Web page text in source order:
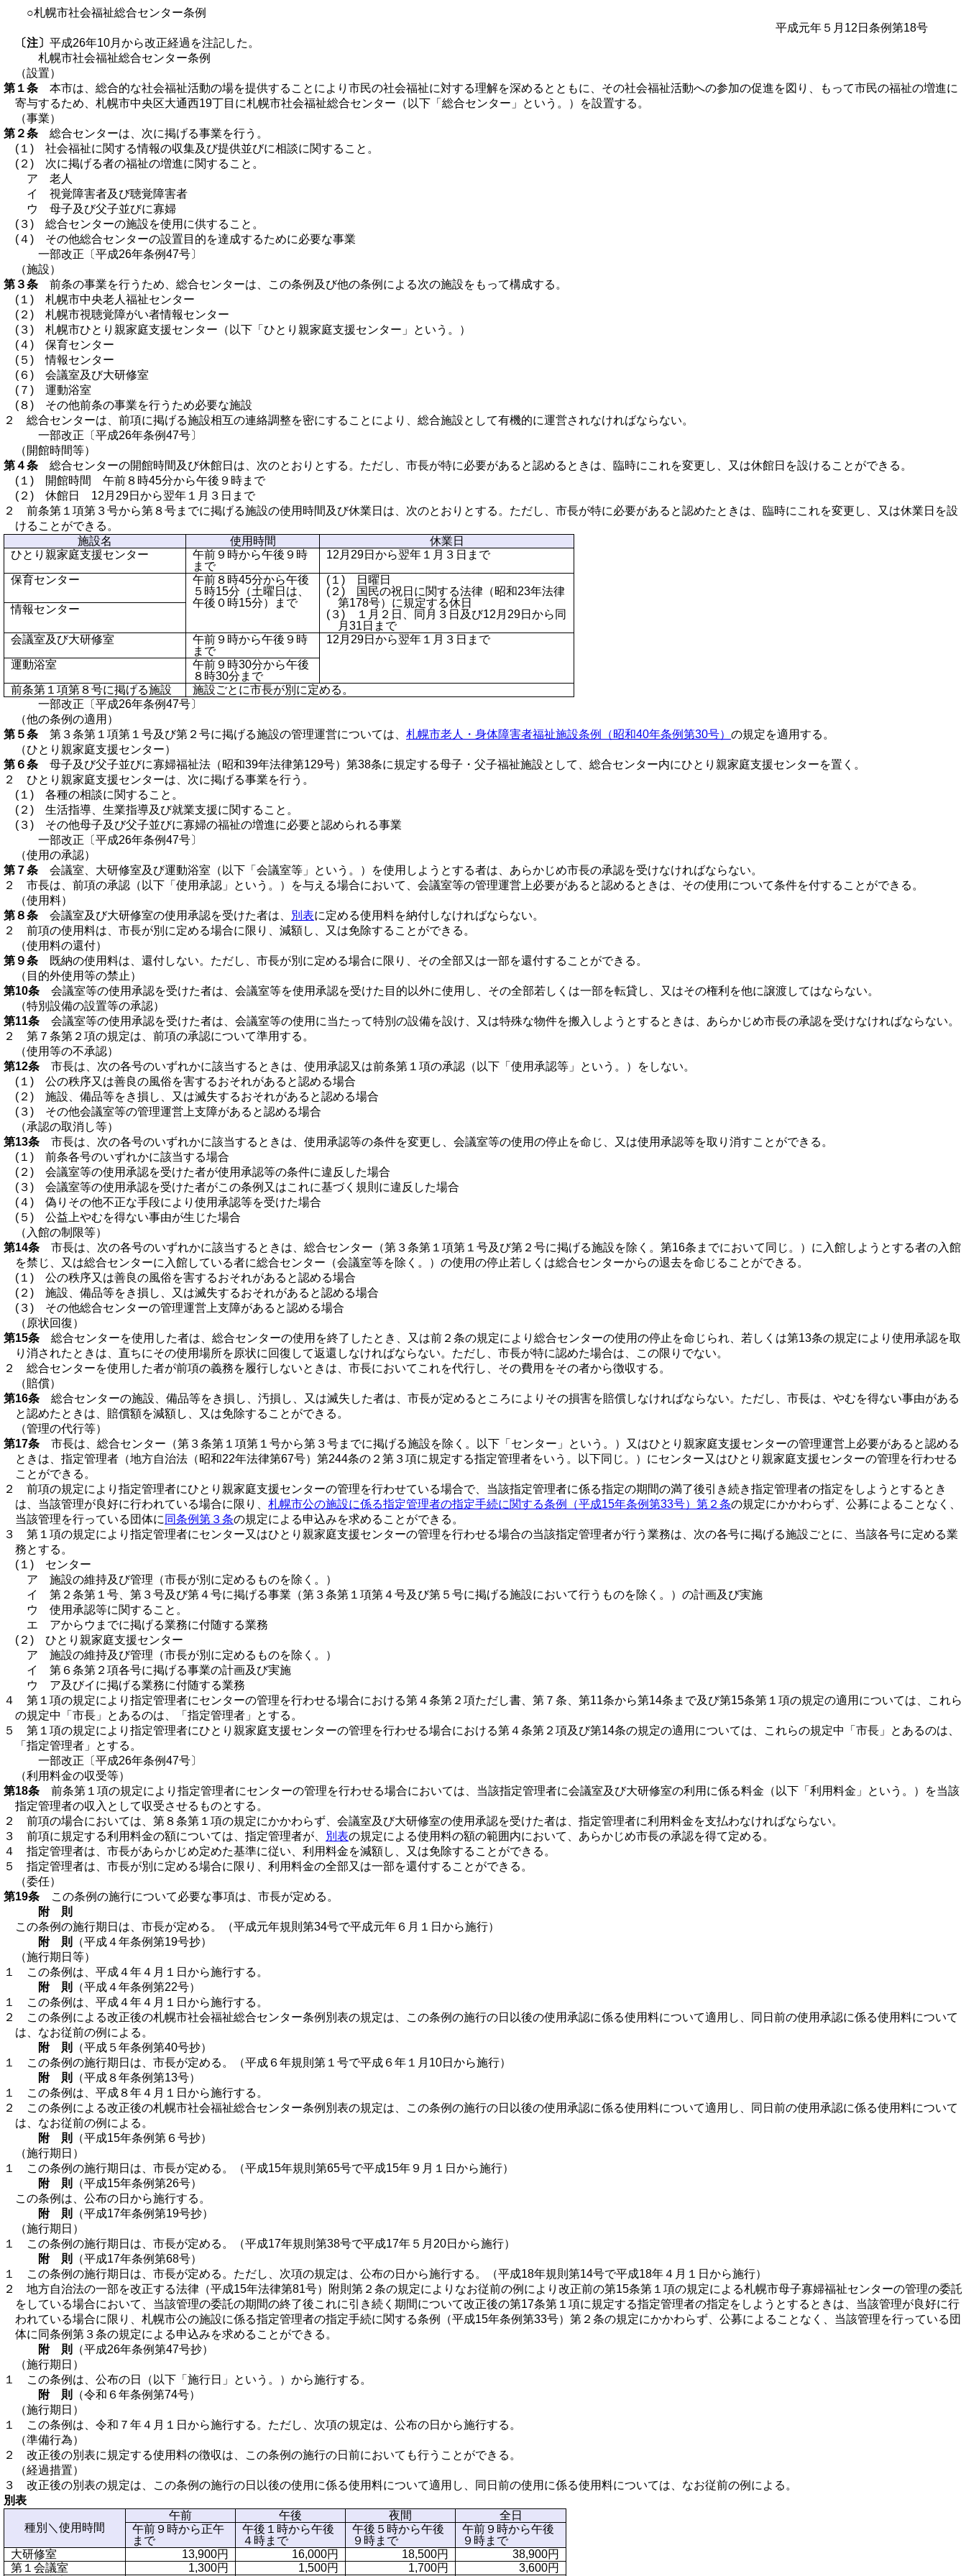
○札幌市社会福祉総合センター条例
平成元年５月12日条例第18号
〔注〕 平成26年10月から改正経過を注記した。
札幌市社会福祉総合センター条例
（設置）
第１条 本市は、総合的な社会福祉活動の場を提供することにより市民の社会福祉に対する理解を深めるとともに、その社会福祉活動への参加の促進を図り、もって市民の福祉の増進に
寄与するため、札幌市中央区大通西19丁目に札幌市社会福祉総合センター（以下「総合センター」という。）を設置する。
（事業）
第２条 総合センターは、次に掲げる事業を行う。
(１) 社会福祉に関する情報の収集及び提供並びに相談に関すること。
(２) 次に掲げる者の福祉の増進に関すること。
ア 老人
イ 視覚障害者及び聴覚障害者
ウ 母子及び父子並びに寡婦
(３) 総合センターの施設を使用に供すること。
(４) その他総合センターの設置目的を達成するために必要な事業
一部改正〔平成26年条例47号〕
（施設）
第３条 前条の事業を行うため、総合センターは、この条例及び他の条例による次の施設をもって構成する。
(１) 札幌市中央老人福祉センター
(２) 札幌市視聴覚障がい者情報センター
(３) 札幌市ひとり親家庭支援センター（以下「ひとり親家庭支援センター」という。）
(４) 保育センター
(５) 情報センター
(６) 会議室及び大研修室
(７) 運動浴室
(８) その他前条の事業を行うため必要な施設
２ 総合センターは、前項に掲げる施設相互の連絡調整を密にすることにより、総合施設として有機的に運営されなければならない。
一部改正〔平成26年条例47号〕
（開館時間等）
第４条 総合センターの開館時間及び休館日は、次のとおりとする。ただし、市長が特に必要があると認めるときは、臨時にこれを変更し、又は休館日を設けることができる。
(１) 開館時間 午前８時45分から午後９時まで
(２) 休館日 12月29日から翌年１月３日まで
２ 前条第１項第３号から第８号までに掲げる施設の使用時間及び休業日は、次のとおりとする。ただし、市長が特に必要があると認めたときは、臨時にこれを変更し、又は休業日を設
けることができる。
施設名
使用時間
休業日
ひとり親家庭支援センター
午前９時から午後９時
まで
12月29日から翌年１月３日まで
保育センター
午前８時45分から午後
５時15分（土曜日は、
午後０時15分）まで
(１) 日曜日
(２) 国民の祝日に関する法律（昭和23年法律
第178号）に規定する休日
(３) １月２日、同月３日及び12月29日から同
月31日まで
情報センター
会議室及び大研修室
午前９時から午後９時
まで
12月29日から翌年１月３日まで
運動浴室
午前９時30分から午後
８時30分まで
前条第１項第８号に掲げる施設
施設ごとに市長が別に定める。
一部改正〔平成26年条例47号〕
（他の条例の適用）
第５条 第３条第１項第１号及び第２号に掲げる施設の管理運営については、 札幌市老人・身体障害者福祉施設条例（昭和40年条例第30号） の規定を適用する。
（ひとり親家庭支援センター）
第６条 母子及び父子並びに寡婦福祉法（昭和39年法律第129号）第38条に規定する母子・父子福祉施設として、総合センター内にひとり親家庭支援センターを置く。
２ ひとり親家庭支援センターは、次に掲げる事業を行う。
(１) 各種の相談に関すること。
(２) 生活指導、生業指導及び就業支援に関すること。
(３) その他母子及び父子並びに寡婦の福祉の増進に必要と認められる事業
一部改正〔平成26年条例47号〕
（使用の承認）
第７条 会議室、大研修室及び運動浴室（以下「会議室等」という。）を使用しようとする者は、あらかじめ市長の承認を受けなければならない。
２ 市長は、前項の承認（以下「使用承認」という。）を与える場合において、会議室等の管理運営上必要があると認めるときは、その使用について条件を付することができる。
（使用料）
第８条 会議室及び大研修室の使用承認を受けた者は、 別表に定める使用料を納付しなければならない。
２ 前項の使用料は、市長が別に定める場合に限り、減額し、又は免除することができる。
（使用料の還付）
第９条 既納の使用料は、還付しない。ただし、市長が別に定める場合に限り、その全部又は一部を還付することができる。
（目的外使用等の禁止）
第10条 会議室等の使用承認を受けた者は、会議室等を使用承認を受けた目的以外に使用し、その全部若しくは一部を転貸し、又はその権利を他に譲渡してはならない。
（特別設備の設置等の承認）
第11条 会議室等の使用承認を受けた者は、会議室等の使用に当たって特別の設備を設け、又は特殊な物件を搬入しようとするときは、あらかじめ市長の承認を受けなければならない。
２ 第７条第２項の規定は、前項の承認について準用する。
（使用等の不承認）
第12条 市長は、次の各号のいずれかに該当するときは、使用承認又は前条第１項の承認（以下「使用承認等」という。）をしない。
(１) 公の秩序又は善良の風俗を害するおそれがあると認める場合
(２) 施設、備品等をき損し、又は滅失するおそれがあると認める場合
(３) その他会議室等の管理運営上支障があると認める場合
（承認の取消し等）
第13条 市長は、次の各号のいずれかに該当するときは、使用承認等の条件を変更し、会議室等の使用の停止を命じ、又は使用承認等を取り消すことができる。
(１) 前条各号のいずれかに該当する場合
(２) 会議室等の使用承認を受けた者が使用承認等の条件に違反した場合
(３) 会議室等の使用承認を受けた者がこの条例又はこれに基づく規則に違反した場合
(４) 偽りその他不正な手段により使用承認等を受けた場合
(５) 公益上やむを得ない事由が生じた場合
（入館の制限等）
第14条 市長は、次の各号のいずれかに該当するときは、総合センター（第３条第１項第１号及び第２号に掲げる施設を除く。第16条までにおいて同じ。）に入館しようとする者の入館
を禁じ、又は総合センターに入館している者に総合センター（会議室等を除く。）の使用の停止若しくは総合センターからの退去を命じることができる。
(１) 公の秩序又は善良の風俗を害するおそれがあると認める場合
(２) 施設、備品等をき損し、又は滅失するおそれがあると認める場合
(３) その他総合センターの管理運営上支障があると認める場合
（原状回復）
第15条 総合センターを使用した者は、総合センターの使用を終了したとき、又は前２条の規定により総合センターの使用の停止を命じられ、若しくは第13条の規定により使用承認を取
り消されたときは、直ちにその使用場所を原状に回復して返還しなければならない。ただし、市長が特に認めた場合は、この限りでない。
２ 総合センターを使用した者が前項の義務を履行しないときは、市長においてこれを代行し、その費用をその者から徴収する。
（賠償）
第16条 総合センターの施設、備品等をき損し、汚損し、又は滅失した者は、市長が定めるところによりその損害を賠償しなければならない。ただし、市長は、やむを得ない事由がある
と認めたときは、賠償額を減額し、又は免除することができる。
（管理の代行等）
第17条 市長は、総合センター（第３条第１項第１号から第３号までに掲げる施設を除く。以下「センター」という。）又はひとり親家庭支援センターの管理運営上必要があると認める
ときは、指定管理者（地方自治法（昭和22年法律第67号）第244条の２第３項に規定する指定管理者をいう。以下同じ。）にセンター又はひとり親家庭支援センターの管理を行わせる
ことができる。
２ 前項の規定により指定管理者にひとり親家庭支援センターの管理を行わせている場合で、当該指定管理者に係る指定の期間の満了後引き続き指定管理者の指定をしようとするとき
は、当該管理が良好に行われている場合に限り、 札幌市公の施設に係る指定管理者の指定手続に関する条例（平成15年条例第33号）第２条の規定にかかわらず、公募によることなく、
当該管理を行っている団体に 同条例第３条の規定による申込みを求めることができる。
３ 第１項の規定により指定管理者にセンター又はひとり親家庭支援センターの管理を行わせる場合の当該指定管理者が行う業務は、次の各号に掲げる施設ごとに、当該各号に定める業
務とする。
(１) センター
ア 施設の維持及び管理（市長が別に定めるものを除く。）
イ 第２条第１号、第３号及び第４号に掲げる事業（第３条第１項第４号及び第５号に掲げる施設において行うものを除く。）の計画及び実施
ウ 使用承認等に関すること。
エ アからウまでに掲げる業務に付随する業務
(２) ひとり親家庭支援センター
ア 施設の維持及び管理（市長が別に定めるものを除く。）
イ 第６条第２項各号に掲げる事業の計画及び実施
ウ ア及びイに掲げる業務に付随する業務
４ 第１項の規定により指定管理者にセンターの管理を行わせる場合における第４条第２項ただし書、第７条、第11条から第14条まで及び第15条第１項の規定の適用については、これら
の規定中「市長」とあるのは、「指定管理者」とする。
５ 第１項の規定により指定管理者にひとり親家庭支援センターの管理を行わせる場合における第４条第２項及び第14条の規定の適用については、これらの規定中「市長」とあるのは、
「指定管理者」とする。
一部改正〔平成26年条例47号〕
（利用料金の収受等）
第18条 前条第１項の規定により指定管理者にセンターの管理を行わせる場合においては、当該指定管理者に会議室及び大研修室の利用に係る料金（以下「利用料金」という。）を当該
指定管理者の収入として収受させるものとする。
２ 前項の場合においては、第８条第１項の規定にかかわらず、会議室及び大研修室の使用承認を受けた者は、指定管理者に利用料金を支払わなければならない。
３ 前項に規定する利用料金の額については、指定管理者が、
別表の規定による使用料の額の範囲内において、あらかじめ市長の承認を得て定める。
４ 指定管理者は、市長があらかじめ定めた基準に従い、利用料金を減額し、又は免除することができる。
５ 指定管理者は、市長が別に定める場合に限り、利用料金の全部又は一部を還付することができる。
（委任）
第19条 この条例の施行について必要な事項は、市長が定める。
附 則
この条例の施行期日は、市長が定める。（平成元年規則第34号で平成元年６月１日から施行）
附 則
（平成４年条例第19号抄）
（施行期日等）
１ この条例は、平成４年４月１日から施行する。
附 則
（平成４年条例第22号）
１ この条例は、平成４年４月１日から施行する。
２ この条例による改正後の札幌市社会福祉総合センター条例別表の規定は、この条例の施行の日以後の使用承認に係る使用料について適用し、同日前の使用承認に係る使用料について
は、なお従前の例による。
附 則
（平成５年条例第40号抄）
１ この条例の施行期日は、市長が定める。（平成６年規則第１号で平成６年１月10日から施行）
附 則
（平成８年条例第13号）
１ この条例は、平成８年４月１日から施行する。
２ この条例による改正後の札幌市社会福祉総合センター条例別表の規定は、この条例の施行の日以後の使用承認に係る使用料について適用し、同日前の使用承認に係る使用料について
は、なお従前の例による。
附 則
（平成15年条例第６号抄）
（施行期日）
１ この条例の施行期日は、市長が定める。（平成15年規則第65号で平成15年９月１日から施行）
附 則
（平成15年条例第26号）
この条例は、公布の日から施行する。
附 則
（平成17年条例第19号抄）
（施行期日）
１ この条例の施行期日は、市長が定める。（平成17年規則第38号で平成17年５月20日から施行）
附 則
（平成17年条例第68号）
１ この条例の施行期日は、市長が定める。ただし、次項の規定は、公布の日から施行する。（平成18年規則第14号で平成18年４月１日から施行）
２ 地方自治法の一部を改正する法律（平成15年法律第81号）附則第２条の規定によりなお従前の例により改正前の第15条第１項の規定による札幌市母子寡婦福祉センターの管理の委託
をしている場合において、当該管理の委託の期間の終了後これに引き続く期間について改正後の第17条第１項に規定する指定管理者の指定をしようとするときは、当該管理が良好に行
われている場合に限り、札幌市公の施設に係る指定管理者の指定手続に関する条例（平成15年条例第33号）第２条の規定にかかわらず、公募によることなく、当該管理を行っている団
体に同条例第３条の規定による申込みを求めることができる。
附 則
（平成26年条例第47号抄）
（施行期日）
１ この条例は、公布の日（以下「施行日」という。）から施行する。
附 則
（令和６年条例第74号）
（施行期日）
１ この条例は、令和７年４月１日から施行する。ただし、次項の規定は、公布の日から施行する。
（準備行為）
２ 改正後の別表に規定する使用料の徴収は、この条例の施行の日前においても行うことができる。
（経過措置）
３ 改正後の別表の規定は、この条例の施行の日以後の使用に係る使用料について適用し、同日前の使用に係る使用料については、なお従前の例による。
別表
種別＼使用時間
午前 午後 夜間
全日
午前９時から正午
まで
午後１時から午後
４時まで
午後５時から午後
９時まで
午前９時から午後
９時まで
大研修室
13,900円 16,000円 18,500円
38,900円
第１会議室
1,300円 1,500円 1,700円
3,600円